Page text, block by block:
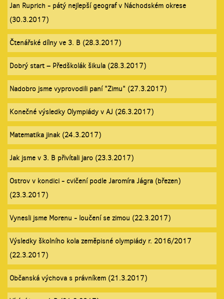
Jan Ruprich - pátý nejlepší geograf v Náchodském okrese
(30.3.2017)
Čtenářské dílny ve 3. B (28.3.2017)
Dobrý start – Předškolák šikula (28.3.2017)
Nadobro jsme vyprovodili paní "Zimu" (27.3.2017)
Konečné výsledky Olympiády v AJ (26.3.2017)
Matematika jinak (24.3.2017)
Jak jsme v 3. B přivítali jaro (23.3.2017)
Ostrov v kondici - cvičení podle Jaromíra Jágra (březen)
(23.3.2017)
Vynesli jsme Morenu - loučení se zimou (22.3.2017)
Výsledky školního kola zeměpisné olympiády r. 2016/2017
(22.3.2017)
Občanská výchova s právníkem (21.3.2017)